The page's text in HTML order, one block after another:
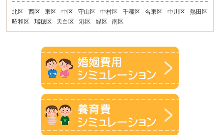
北区 西区 東区 中区 守山区 中村区 千種区 名東区 中川区
熱田区
昭和区
瑞穂区 天白区 港区 緑区 南区